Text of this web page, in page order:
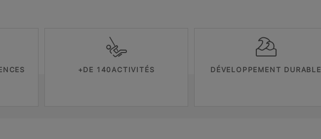
+DE 140ACTIVITÉS DÉVELOPPEMENT DURABLE